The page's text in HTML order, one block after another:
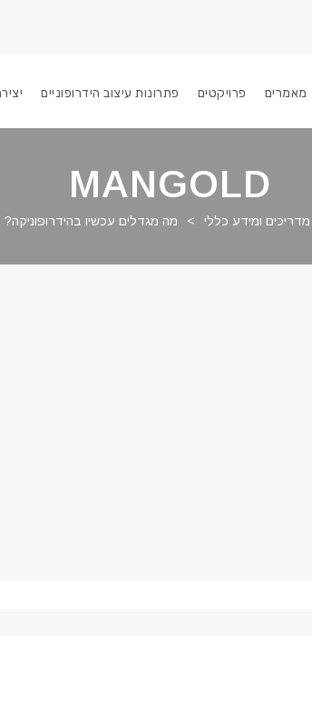
מאמרים פרויקטים פתרונות עיצוב הידרופוניים
MANGOLD
מדריכים ומידע כללי > מה מגדלים עכשיו בהידרופוניקה?